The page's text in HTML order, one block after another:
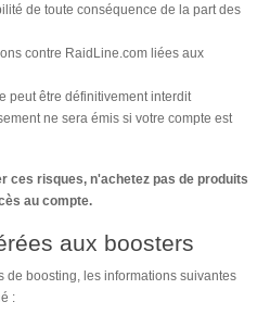
de toute conséquence de la part des
contre RaidLine.com liées aux
peut être définitivement interdit
ne sera émis si votre compte est
ces risques, n'achetez pas de produits
au compte.
aux boosters
de boosting, les informations suivantes
: